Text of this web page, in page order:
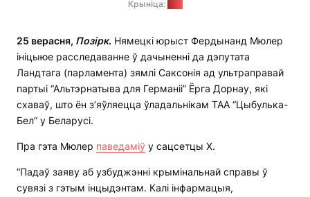
Крыніца:
25 верасня, Позірк. Нямецкі юрыст Фердынанд Мюлер
ініцыюе расследаванне ў дачыненні да дэпутата
Ландтага (парламента) зямлі Саксонія ад ультраправай
партыі “Альтэрнатыва для Германіі” Ёрга Дорнау, які
схаваў, што ён з’яўляецца ўладальнікам ТАА “Цыбулька-
Бел” у Беларусі.
Пра гэта Мюлер паведаміў у сацсетцы X.
“Падаў заяву аб узбуджэнні крымінальнай справы ў
сувязі з гэтым інцыдэнтам. Калі інфармацыя,